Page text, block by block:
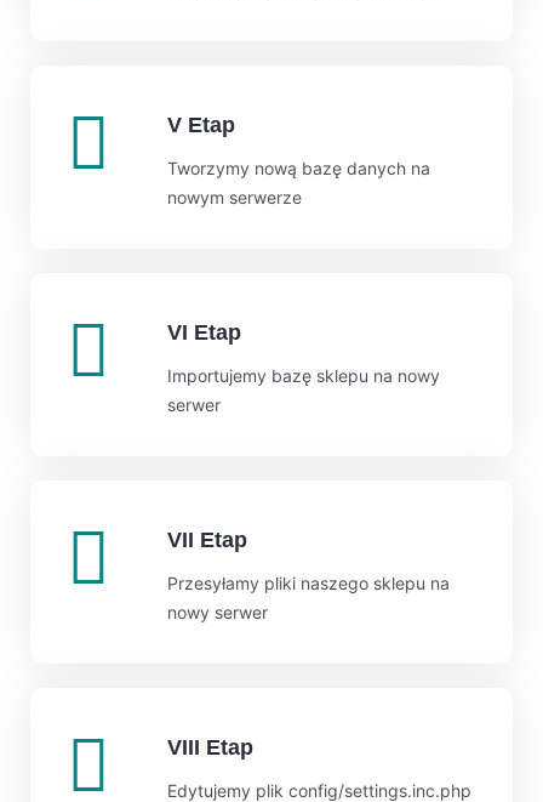
V Etap
Tworzymy nową bazę danych na
nowym serwerze
VI Etap
Importujemy bazę sklepu na nowy
serwer
VII Etap
Przesyłamy pliki naszego sklepu na
nowy serwer
VIII Etap
Edytujemy plik config/settings.inc.php